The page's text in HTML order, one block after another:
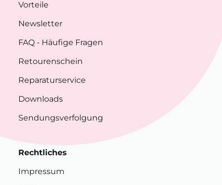
Vorteile
Newsletter
FAQ - Häufige Fragen
Retourenschein
Reparaturservice
Downloads
Sendungsverfolgung
Rechtliches
Impressum